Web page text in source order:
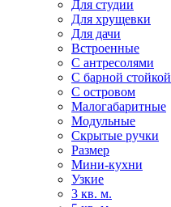
Для студии
Для хрущевки
Для дачи
Встроенные
С антресолями
С барной стойкой
С островом
Малогабаритные
Модульные
Скрытые ручки
Размер
Мини-кухни
Узкие
3 кв. м.